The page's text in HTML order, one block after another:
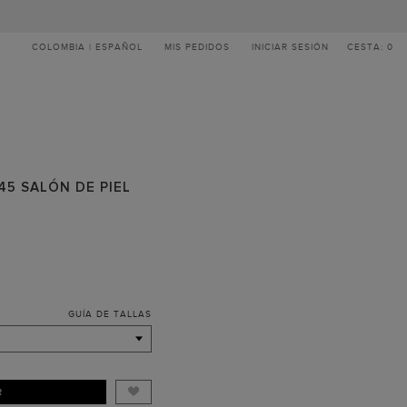
COLOMBIA | ESPAÑOL MIS PEDIDOS INICIAR SESIÓN CESTA: 0
SALÓN DE PIEL
GUÍA DE TALLAS